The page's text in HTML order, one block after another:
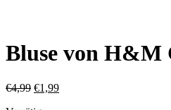
Bluse von H&M
€4,99 Ursprünglicher
€1,99Aktueller